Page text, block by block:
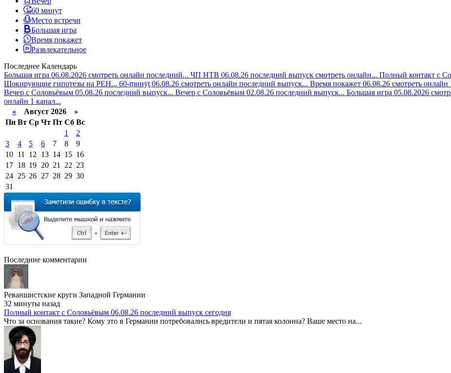
60 минут
Место встречи
Большая игра
Время покажет
Развлекательное
Последнее Календарь
Большая игра 06.08.2026 смотреть онлайн последний... ЧП НТВ 06.08.26 последний выпуск смотреть онлайн... Полный контакт с
Шокирующие гипотезы на РЕН... 60-ṃинẏƫ 06.08.26 смотреть онлайн последний выпуск... Время покажет 06.08.26 смотреть онлайн
Вечер с Соловьёвым 05.08.26 последний выпуск... Вечер с Соловьёвым 02.08.26 последний выпуск... Большая игра 05.08.2026
онлайн 1 канал...
« Август 2026 »
Пн Вт Ср Чт Пт Сб Вс
1
2
3
4 5 6 7 8
9
10 11 12 13 14 15 16
17 18 19 20 21 22 23
24 25 26 27 28 29 30
31
Последние комментарии
Реваншистские круги Западной Германии
32 минуты назад
Полный контакт с Соловьёвым 06.08.26 последний выпуск сегодня
Что за основания такие? Кому это в Германии потребовались вредители и пятая колонна? Ваше место на...